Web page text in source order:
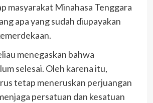
masyarakat Minahasa Tenggara
apa yang sudah diupayakan
menegaskan bahwa
selesai. Oleh karena itu,
tetap meneruskan perjuangan
persatuan dan kesatuan